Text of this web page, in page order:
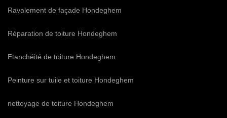
Ravalement de façade Hondeghem
Réparation de toiture Hondeghem
Etanchéité de toiture Hondeghem
Peinture sur tuile et toiture Hondeghem
nettoyage de toiture Hondeghem